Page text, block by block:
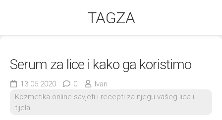
TAGZA
Serum za lice i kako ga koristimo
13.06.2020 0
Ivan
Kozmetika online savjeti i recepti za njegu vašeg lica i
tijela